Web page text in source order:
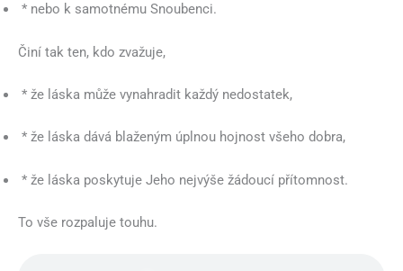
* nebo k samotnému Snoubenci.
Činí tak ten, kdo zvažuje,
* že láska může vynahradit každý nedostatek,
* že láska dává blaženým úplnou hojnost všeho dobra,
* že láska poskytuje Jeho nejvýše žádoucí přítomnost.
To vše rozpaluje touhu.